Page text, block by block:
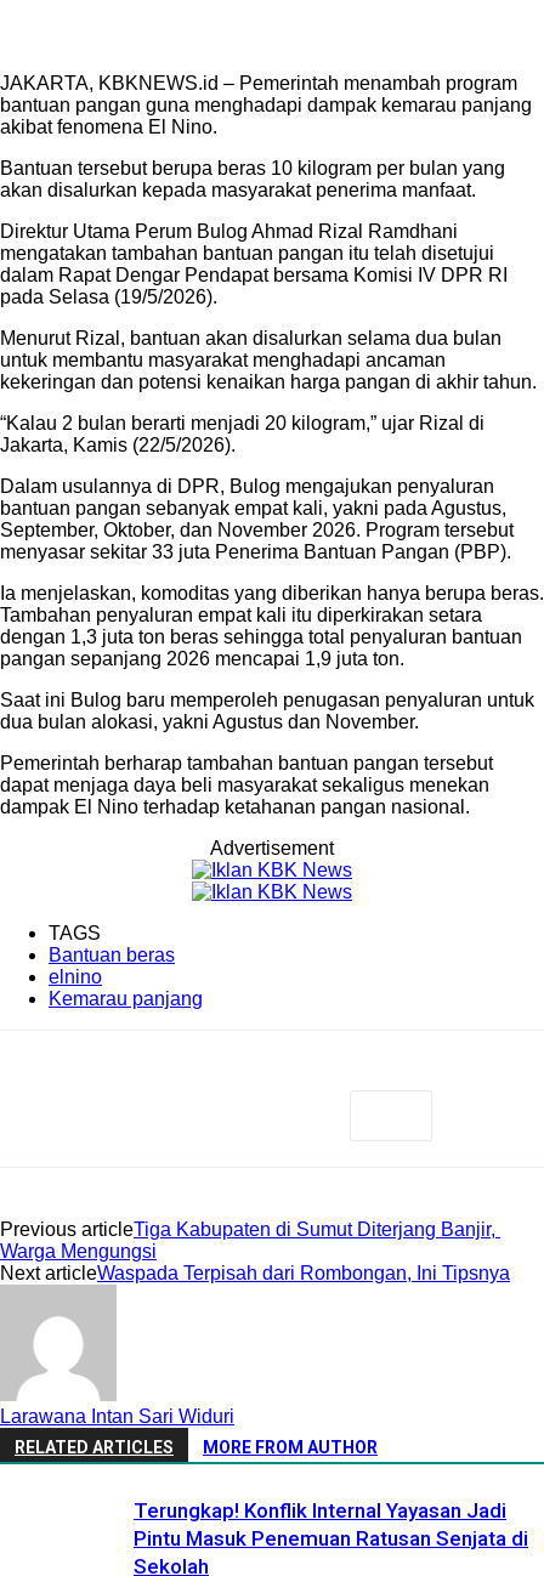
JAKARTA, KBKNEWS.id – Pemerintah menambah program
bantuan pangan guna menghadapi dampak kemarau panjang
akibat fenomena El Nino.
Bantuan tersebut berupa beras 10 kilogram per bulan yang
akan disalurkan kepada masyarakat penerima manfaat.
Direktur Utama Perum Bulog Ahmad Rizal Ramdhani
mengatakan tambahan bantuan pangan itu telah disetujui
dalam Rapat Dengar Pendapat bersama Komisi IV DPR RI
pada Selasa (19/5/2026).
Menurut Rizal, bantuan akan disalurkan selama dua bulan
untuk membantu masyarakat menghadapi ancaman
kekeringan dan potensi kenaikan harga pangan di akhir tahun.
“Kalau 2 bulan berarti menjadi 20 kilogram,” ujar Rizal di
Jakarta, Kamis (22/5/2026).
Dalam usulannya di DPR, Bulog mengajukan penyaluran
bantuan pangan sebanyak empat kali, yakni pada Agustus,
September, Oktober, dan November 2026. Program tersebut
menyasar sekitar 33 juta Penerima Bantuan Pangan (PBP).
Ia menjelaskan, komoditas yang diberikan hanya berupa beras.
Tambahan penyaluran empat kali itu diperkirakan setara
dengan 1,3 juta ton beras sehingga total penyaluran bantuan
pangan sepanjang 2026 mencapai 1,9 juta ton.
Saat ini Bulog baru memperoleh penugasan penyaluran untuk
dua bulan alokasi, yakni Agustus dan November.
Pemerintah berharap tambahan bantuan pangan tersebut
dapat menjaga daya beli masyarakat sekaligus menekan
dampak El Nino terhadap ketahanan pangan nasional.
Advertisement
TAGS
Bantuan beras
elnino
Kemarau panjang
Previous articleTiga Kabupaten di Sumut Diterjang Banjir,
Warga Mengungsi
Next articleWaspada Terpisah dari Rombongan, Ini Tipsnya
Larawana Intan Sari Widuri
RELATED ARTICLES MORE FROM AUTHOR
Terungkap! Konflik Internal Yayasan Jadi
Pintu Masuk Penemuan Ratusan Senjata di
Sekolah